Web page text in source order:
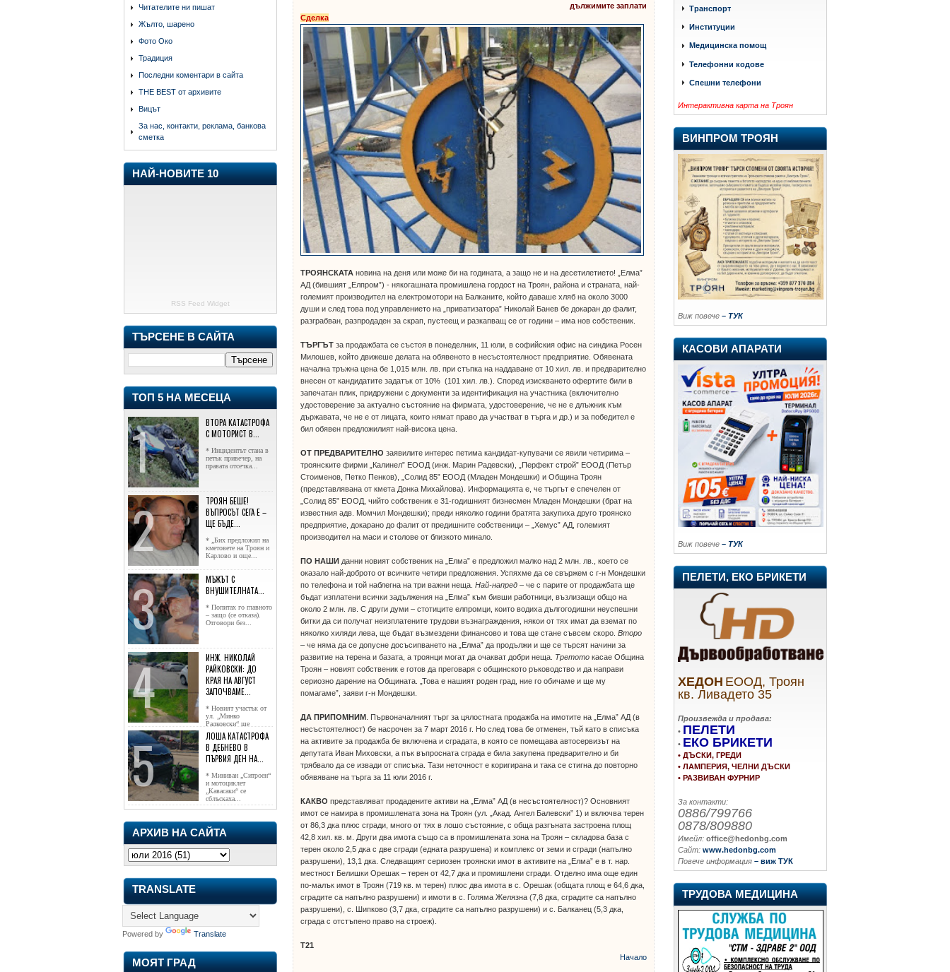
Читателите ни пишат
Жълто, шарено
Фото Око
Традиция
Последни коментари в сайта
THE BEST от архивите
Вицът
За нас, контакти, реклама, банкова
сметка
НАЙ-НОВИТЕ 10
RSS Feed Widget
ТЪРСЕНЕ В САЙТА
ТОП 5 НА МЕСЕЦА
ВТОРА КАТАСТРОФА
С МОТОРИСТ В...
* Инцидентът стана в
петък привечер, на
правата отсечка...
ТРОЯН БЕШЕ!
ВЪПРОСЪТ СЕГА Е –
ЩЕ БЪДЕ...
* „Бих предложил на
кметовете на Троян и
Карлово и още...
МЪЖЪТ С
ВНУШИТЕЛНАТА...
* Попитах го главното
– защо (се отказа).
Отговори без...
ИНЖ. НИКОЛАЙ
РАЙКОВСКИ: ДО
КРАЯ НА АВГУСТ
ЗАПОЧВАМЕ...
* Новият участък от
ул. „Минко
Радковски“ ще
достигне жк...
ЛОША КАТАСТРОФА
В ДЕБНЕВО В
ПЪРВИЯ ДЕН НА...
* Миниван „Ситроен“
и мотоциклет
„Кавасаки“ се
сблъскаха...
АРХИВ НА САЙТА
TRANSLATE
Powered by Translate
МОЯТ ГРАД
дължимите заплати
Сделка
ТРОЯНСКАТА новина на деня или може би на годината, а защо не и на десетилетието! „Елма”
АД (бившият „Елпром”) - някогашната промишлена гордост на Троян, района и страната, най-
големият производител на електромотори на Балканите, който даваше хляб на около 3000
души и след това под управлението на „приватизатора” Николай Банев бе докаран до фалит,
разграбван, разпродаден за скрап, пустеещ и разкапващ се от години – има нов собственик.
ТЪРГЪТ за продажбата се състоя в понеделник, 11 юли, в софийския офис на синдика Росен
Милошев, който движеше делата на обявеното в несъстоятелност предприятие. Обявената
начална тръжна цена бе 1,015 млн. лв. при стъпка на наддаване от 10 хил. лв. и предварително
внесен от кандидатите задатък от 10% (101 хил. лв.). Според изискването офертите били в
запечатан плик, придружени с документи за идентификация на участника (включително
удостоверение за актуално състояние на фирмата, удостоверение, че не е длъжник към
държавата, че не е от лицата, които нямат право да участват в търга и др.) и за победител е
бил обявен предложилият най-висока цена.
ОТ ПРЕДВАРИТЕЛНО заявилите интерес петима кандидат-купувачи се явили четирима –
троянските фирми „Калинел” ЕООД (инж. Марин Радевски), „Перфект строй” ЕООД (Петър
Стоименов, Петко Пенков), „Солид 85” ЕООД (Младен Мондешки) и Община Троян
(представлявана от кмета Донка Михайлова). Информацията е, че търгът е спечелен от
„Солид 85” ЕООД, чийто собственик е 31-годишният бизнесмен Младен Мондешки (брат на
известния адв. Момчил Мондешки); преди няколко години братята закупиха друго троянско
предприятие, докарано до фалит от предишните собственици – „Хемус” АД, големият
производител на маси и столове от близкото минало.
ПО НАШИ данни новият собственик на „Елма” е предложил малко над 2 млн. лв., което се
оказало най-доброто от всичките четири предложения. Успяхме да се свържем с г-н Мондешки
по телефона и той наблегна на три важни неща.Най-напред – че с парите от продажбата ще
бъдат изплатени всички задължения на „Елма” към бивши работници, възлизащи общо на
около 2 млн. лв. С други думи – стотиците елпромци, които водиха дългогодишни неуспешни
битки да си получат неизплатените трудови възнаграждения, някои от тях имат да вземат по
няколко хиляди лева, ще бъдат възмездени финансово и това ще стане съвсем скоро.Второ
– че няма да се допусне досъсипването на „Елма” да продължи и ще се търсят начини за
развитие на терена и базата, а троянци могат да очакват добри неща. Третото касае Община
Троян – новият собственик е готов да преговаря с общинското ръководство и да направи
сериозно дарение на Общината. „Това е нашият роден град, ние го обичаме и ще му
помагаме”, заяви г-н Мондешки.
ДА ПРИПОМНИМ . Първоначалният търг за цялостната продажба на имотите на „Елма” АД (в
несъстоятелност) бе насрочен за 7 март 2016 г. Но след това бе отменен, тъй като в списъка
на активите за продажба бе включена и сградата, в която се помещава автосервизът на
депутата Иван Миховски, а пък въпросната сграда е била закупена предварително и би
трябвало да се извади от списъка. Тази неточност е коригирана и така се стигна до повторно
обявяване на търга за 11 юли 2016 г.
КАКВО представляват продадените активи на „Елма” АД (в несъстоятелност)? Основният
имот се намира в промишлената зона на Троян (ул. „Акад. Ангел Балевски” 1) и включва терен
от 86,3 дка плюс сгради, много от тях в лошо състояние, с обща разгъната застроена площ
42,8 хил. кв. м. Други два имота също са в промишлената зона на Троян – складова база с
терен около 2,5 дка с две сгради (едната разрушена) и комплекс от земи и сгради (напълно
разрушени), 13,1 дка. Следващият сериозен троянски имот в активите на „Елма” е в т. нар.
местност Белишки Орешак – терен от 42,7 дка и промишлени сгради. Отделно има още един
по-малък имот в Троян (719 кв. м терен) плюс два имота в с. Орешак (общата площ е 64,6 дка,
сградите са напълно разрушени) и имоти в с. Голяма Желязна (7,8 дка, сградите са напълно
разрушени), с. Шипково (3,7 дка, сградите са напълно разрушени) и с. Балканец (5,3 дка,
сграда с отстъпено право на строеж).
Т21
Начало
Транспорт
Институции
Медицинска помощ
Телефонни кодове
Спешни телефони
Интерактивна карта на Троян
ВИНПРОМ ТРОЯН
Виж повече – ТУК
КАСОВИ АПАРАТИ
Виж повече – ТУК
ПЕЛЕТИ, ЕКО БРИКЕТИ
ХЕДОН ЕООД, Троян
кв. Ливадето 35
Произвежда и продава:
• ПЕЛЕТИ
• ЕКО БРИКЕТИ
• ДЪСКИ, ГРЕДИ
• ЛАМПЕРИЯ, ЧЕЛНИ ДЪСКИ
• РАЗВИВАН ФУРНИР
За контакти:
0886/799766
0878/809880
Имейл: office@hedonbg.com
Сайт: www.hedonbg.com
Повече информация – виж ТУК
ТРУДОВА МЕДИЦИНА